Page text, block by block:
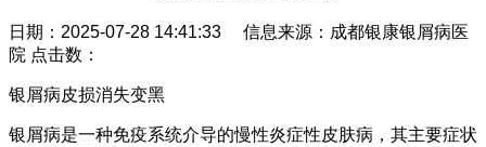
日期：2025-07-28 14:41:33 信息来源：成都银康银屑病医
院 点击数：
银屑病皮损消失变黑
银屑病是一种免疫系统介导的慢性炎症性皮肤病，其主要症状